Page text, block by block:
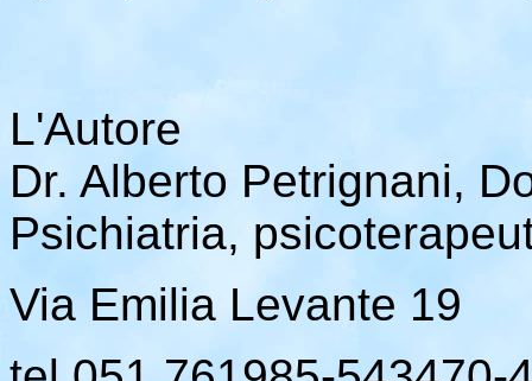
L'Autore
Dr. Alberto Petrignani,
Psichiatria,
Via Emilia Levante 19